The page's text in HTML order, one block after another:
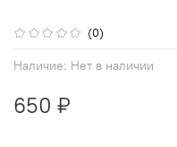
(0)
Наличие: Нет в наличии
650 ₽